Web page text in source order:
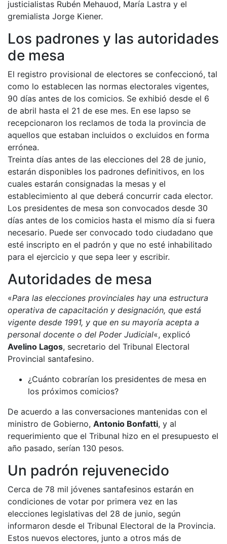
justicialistas Rubén Mehauod, María Lastra y el
gremialista Jorge Kiener.
Los padrones y las autoridades
de mesa
El registro provisional de electores se confeccionó, tal
como lo establecen las normas electorales vigentes,
90 días antes de los comicios. Se exhibió desde el 6
de abril hasta el 21 de ese mes. En ese lapso se
recepcionaron los reclamos de toda la provincia de
aquellos que estaban incluidos o excluidos en forma
errónea.
Treinta días antes de las elecciones del 28 de junio,
estarán disponibles los padrones definitivos, en los
cuales estarán consignadas la mesas y el
establecimiento al que deberá concurrir cada elector.
Los presidentes de mesa son convocados desde 30
días antes de los comicios hasta el mismo día si fuera
necesario. Puede ser convocado todo ciudadano que
esté inscripto en el padrón y que no esté inhabilitado
para el ejercicio y que sepa leer y escribir.
Autoridades de mesa
«Para las elecciones provinciales hay una estructura
operativa de capacitación y designación, que está
vigente desde 1991, y que en su mayoría acepta a
personal docente o del Poder Judicial«, explicó
Avelino Lagos, secretario del Tribunal Electoral
Provincial santafesino.
¿Cuánto cobrarían los presidentes de mesa en
los próximos comicios?
De acuerdo a las conversaciones mantenidas con el
ministro de Gobierno, Antonio Bonfatti, y al
requerimiento que el Tribunal hizo en el presupuesto el
año pasado, serían 130 pesos.
Un padrón rejuvenecido
Cerca de 78 mil jóvenes santafesinos estarán en
condiciones de votar por primera vez en las
elecciones legislativas del 28 de junio, según
informaron desde el Tribunal Electoral de la Provincia.
Estos nuevos electores, junto a otros más de